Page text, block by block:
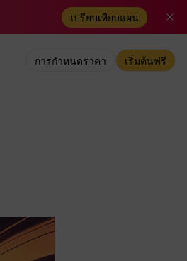
เปรียบเทียบแผน
การกำหนดราคา เริ่มต้นฟรี